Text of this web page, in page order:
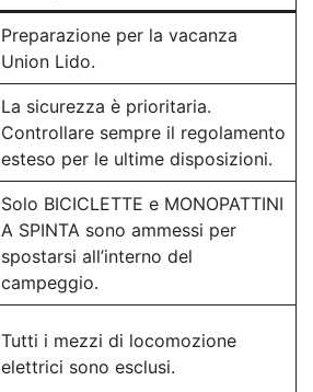
Preparazione per la vacanza
Union Lido.
La sicurezza è prioritaria.
Controllare sempre il regolamento
esteso per le ultime disposizioni.
Solo BICICLETTE e MONOPATTINI
A SPINTA sono ammessi per
spostarsi all’interno del
campeggio.
Tutti i mezzi di locomozione
elettrici sono esclusi.